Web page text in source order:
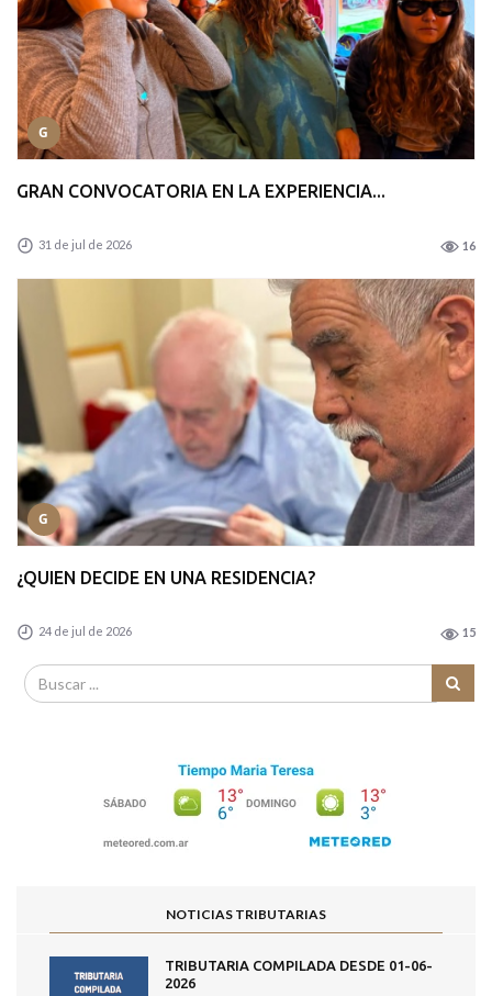
G
GRAN CONVOCATORIA EN LA EXPERIENCIA...
31 de jul de 2026 16
G
¿QUIEN DECIDE EN UNA RESIDENCIA?
24 de jul de 2026 15
NOTICIAS TRIBUTARIAS
TRIBUTARIA COMPILADA DESDE 01-06-
2026